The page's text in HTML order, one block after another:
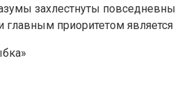
захлестнуты
приоритетом